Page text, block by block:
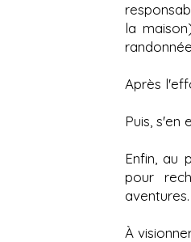
la
Après
Puis, s'en
Enfin, au
pour
aventures.
À